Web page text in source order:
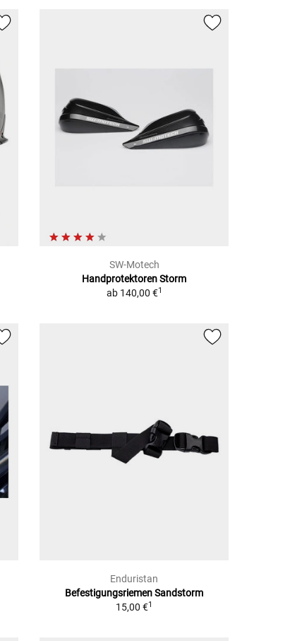
SW-Motech
Handprotektoren Storm
ab 140,00 €1
Enduristan
Befestigungsriemen Sandstorm
15,00 €1